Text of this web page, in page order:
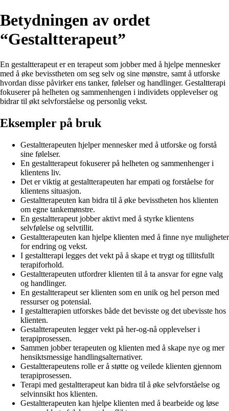
Betydningen av ordet
“Gestaltterapeut”
En gestaltterapeut er en terapeut som jobber med å hjelpe mennesker
med å øke bevisstheten om seg selv og sine mønstre, samt å utforske
hvordan disse påvirker ens tanker, følelser og handlinger. Gestaltterapi
fokuserer på helheten og sammenhengen i individets opplevelser og
bidrar til økt selvforståelse og personlig vekst.
Eksempler på bruk
Gestaltterapeuten hjelper mennesker med å utforske og forstå
sine følelser.
En gestaltterapeut fokuserer på helheten og sammenhenger i
klientens liv.
Det er viktig at gestaltterapeuten har empati og forståelse for
klientens situasjon.
Gestaltterapeuten kan bidra til å øke bevisstheten hos klienten
om egne tankemønstre.
En gestaltterapeut jobber aktivt med å styrke klientens
selvfølelse og selvtillit.
Gestaltterapeuten kan hjelpe klienten med å finne nye muligheter
for endring og vekst.
I gestaltterapi legges det vekt på å skape et trygt og tillitsfullt
terapiforhold.
Gestaltterapeuten utfordrer klienten til å ta ansvar for egne valg
og handlinger.
En gestaltterapeut ser klienten som en unik og hel person med
ressurser og potensial.
I gestaltterapien utforskes både det bevisste og det ubevisste hos
klienten.
Gestaltterapeuten legger vekt på her-og-nå opplevelser i
terapiprosessen.
Sammen jobber terapeuten og klienten med å skape nye og mer
hensiktsmessige handlingsalternativer.
Gestaltterapeutens rolle er å støtte og veilede klienten gjennom
terapiprosessen.
Terapi med gestaltterapeut kan bidra til å øke selvforståelse og
selvinnsikt hos klienten.
Gestaltterapeuten kan hjelpe klienten med å bearbeide og løse